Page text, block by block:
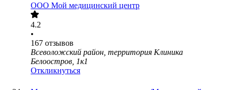
ООО Мой медицинский центр
4.2
•
167 отзывов
Всеволожский район, территория Клиника
Белоостров, 1к1
Откликнуться